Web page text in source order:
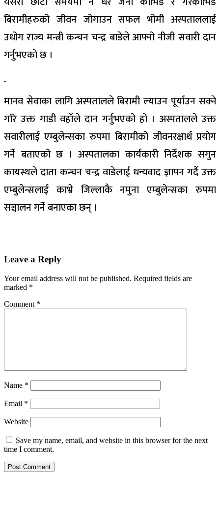
बिरामीहरुको जीवन जोगाउन सफल भोमी अस्पताललाई
उधोग राज्य मन्त्री कन्चन चन्द्र बाडेले आफ्नो नीजी सवारी दान
गर्नुभएको छ ।
मानव सेवाका लागि अस्पतालले बिरामी ल्याउन पूर्याउन सक्ने
गरि उक्त गाडी वहाँले दान गर्नुभएको हो । अस्पतालले उक्त
सवारीलाई एम्बुलेन्सका रुपमा बिरामीको जीवनरक्षार्थ प्रयोग
गर्ने बताएको छ । अस्पतालका कार्यकारी निर्देशक सगुन
कायस्थले दाता कन्चन चन्द्र वाडेलाई धन्यवाद ज्ञापन गर्दै उक्त
एम्बुलेन्सलाई काभ्रे जिल्लाकै नमुना एम्बुलेन्सका रुपमा
सञ्चालन गर्ने बनाएका छन् ।
Leave a Reply
Your email address will not be published. Required fields are
marked *
Comment *
Name *
Email *
Website
Save my name, email, and website in this browser for the next
time I comment.